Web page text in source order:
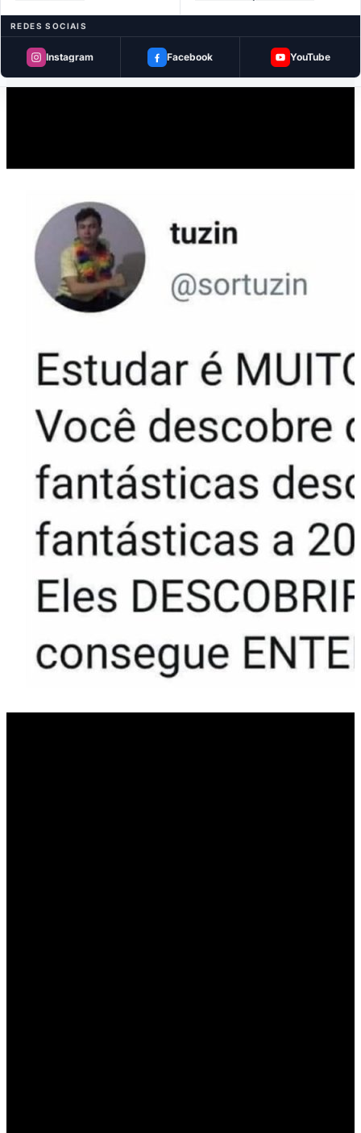
REDES SOCIAIS
Instagram Facebook YouTube